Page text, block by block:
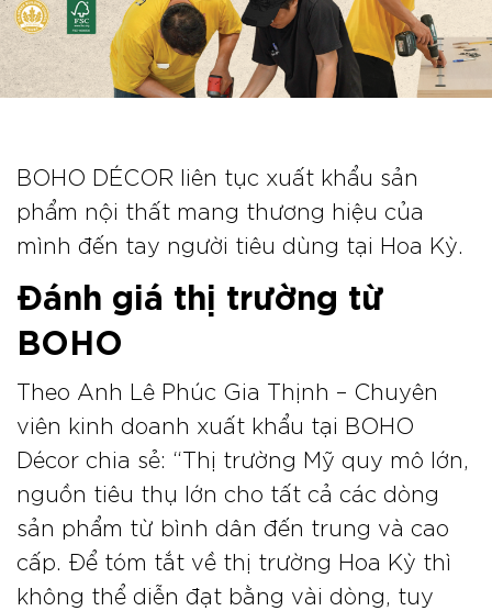
BOHO DÉCOR liên tục xuất khẩu sản
phẩm nội thất mang thương hiệu của
mình đến tay người tiêu dùng tại Hoa Kỳ.
Đánh giá thị trường từ
BOHO
Theo Anh Lê Phúc Gia Thịnh – Chuyên
viên kinh doanh xuất khẩu tại BOHO
Décor chia sẻ: “Thị trường Mỹ quy mô lớn,
nguồn tiêu thụ lớn cho tất cả các dòng
sản phẩm từ bình dân đến trung và cao
cấp. Để tóm tắt về thị trường Hoa Kỳ thì
không thể diễn đạt bằng vài dòng, tuy